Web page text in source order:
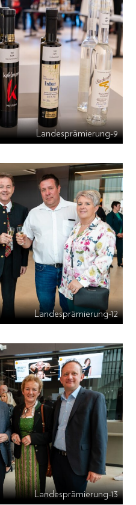
Landesprämierung-9
Landesprämierung-12
Landesprämierung-13